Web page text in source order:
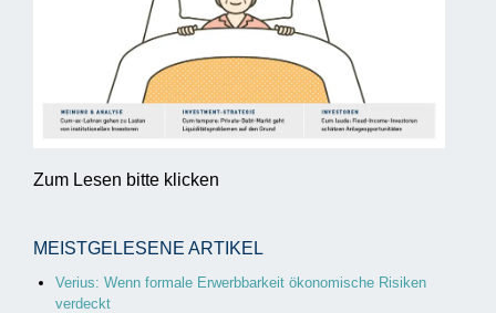
Zum Lesen bitte klicken
MEISTGELESENE ARTIKEL
Verius: Wenn formale Erwerbbarkeit ökonomische Risiken
verdeckt